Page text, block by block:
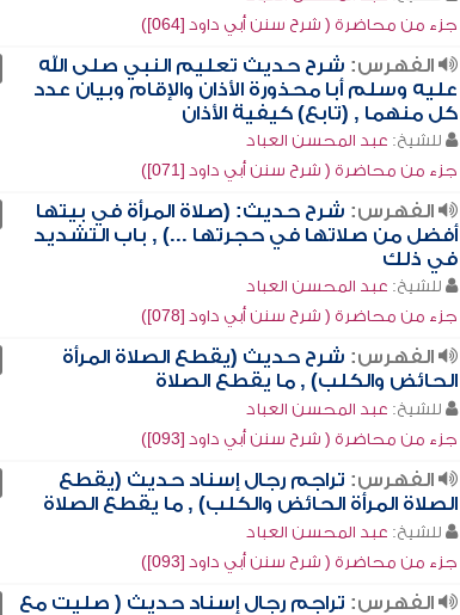
جزء من محاضرة ( شرح سنن أبي داود [064])
الفهرس: شرح حديث تعليم النبي صلى الله
عليه وسلم أبا محذورة الأذان والإقام وبيان عدد
كل منهما , (تابع) كيفية الأذان
للشيخ: عبد المحسن العباد
جزء من محاضرة ( شرح سنن أبي داود [071])
الفهرس: شرح حديث: (صلاة المرأة في بيتها
أفضل من صلاتها في حجرتها ...) , باب التشديد
في ذلك
للشيخ: عبد المحسن العباد
جزء من محاضرة ( شرح سنن أبي داود [078])
الفهرس: شرح حديث (يقطع الصلاة المرأة
الحائض والكلب) , ما يقطع الصلاة
للشيخ: عبد المحسن العباد
جزء من محاضرة ( شرح سنن أبي داود [093])
الفهرس: تراجم رجال إسناد حديث (يقطع
الصلاة المرأة الحائض والكلب) , ما يقطع الصلاة
للشيخ: عبد المحسن العباد
جزء من محاضرة ( شرح سنن أبي داود [093])
الفهرس: تراجم رجال إسناد حديث ( صليت مع